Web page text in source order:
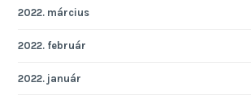
2022. március
2022. február
2022. január